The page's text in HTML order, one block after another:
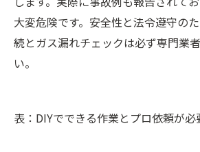
大変危険です。安全性と法令遵守の
続とガス漏れチェックは必ず専門業
い。
表：DIYでできる作業とプロ依頼が必